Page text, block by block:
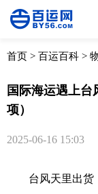
全部
首页 > 百运百科 >
国际海运遇上
项）
2025-06-16 15:03
台风天里出货，